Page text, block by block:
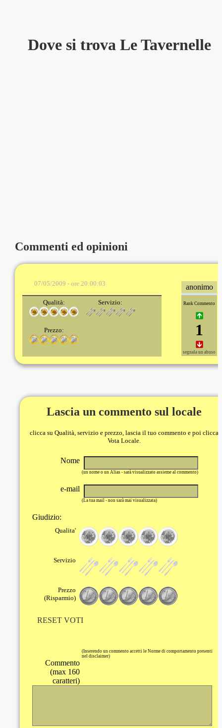
Dove si trova Le Tavernelle
Commenti ed opinioni
07/05/2009 - ore 20:00:03
Qualità: Servizio:
Prezzo:
anonimo
Rank Commento
1
segnala un abuso
Lascia un commento sul locale
clicca su Qualità, servizio e prezzo, lascia il tuo commento e poi clicca
Vota Locale.
Nome
(un nome o un Alias - sarà visualizzato assieme al commento)
e-mail
(La tua mail - non sarà mai visualizzata)
Giudizio:
Qualita'
Servizio
Prezzo
(Risparmio)
RESET VOTI
(Inserendo un commento accetti le Norme di comportamento presenti
nel disclaimer)
Commento
(max 160
caratteri)